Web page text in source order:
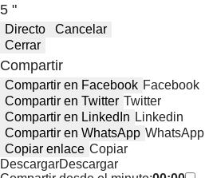
5 "
Directo
Cancelar
Cerrar
Compartir
Compartir en Facebook Facebook
Compartir en Twitter Twitter
Compartir en LinkedIn Linkedin
Compartir en WhatsApp WhatsApp
Copiar enlace Copiar
DescargarDescargar